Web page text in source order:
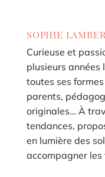
SOPHIE
Curieuse et
plusieurs années
toutes ses
parents,
originales… À
tendances,
en lumière des
accompagner les